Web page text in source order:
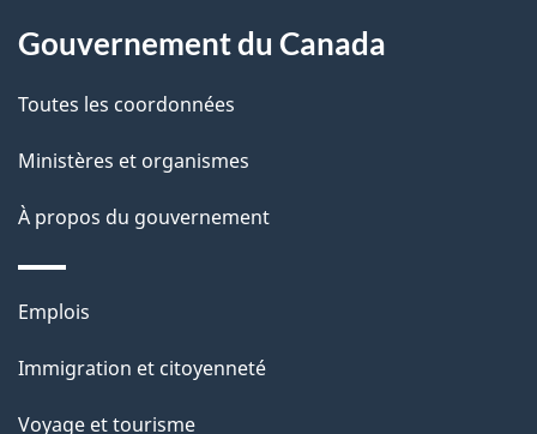
e
c
u
m
e
n
a
g
e
a
t
i
n
s
u
r
c
Gouvernement du Canada
Toutes les coordonnées
Ministères et organismes
À propos du gouvernement
Thèmes
sujets
Emplois
Immigration et citoyenneté
Voyage et tourisme